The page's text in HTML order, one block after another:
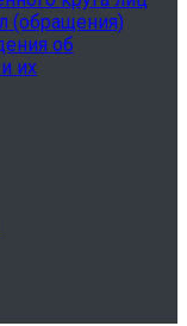
(обращения)
об
их